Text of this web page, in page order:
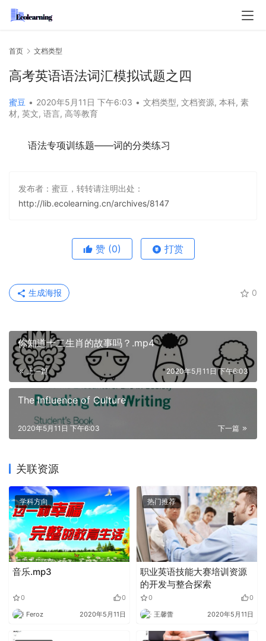
首页 文档类型
高考英语语法词汇模拟试题之四
蜜豆 • 2020年5月11日 下午6:03 • 文档类型, 文档资源, 本科, 素
材, 英文, 语言, 高等教育
语法专项训练题——词的分类练习
发布者：蜜豆，转转请注明出处：
http://lib.ecolearning.cn/archives/8147
赞 (0) 打赏
0
生成海报
你知道十二生肖的故事吗？.mp4
上一篇 2020年5月11日 下午6:03
The Influence of Culture
下一篇
2020年5月11日 下午6:03
关联资源
学科方向
音乐.mp3
0 0
Feroz 2020年5月11日
热门推荐
职业英语技能大赛培训资源
的开发与整合探索
0 0
王馨蕾 2020年5月11日